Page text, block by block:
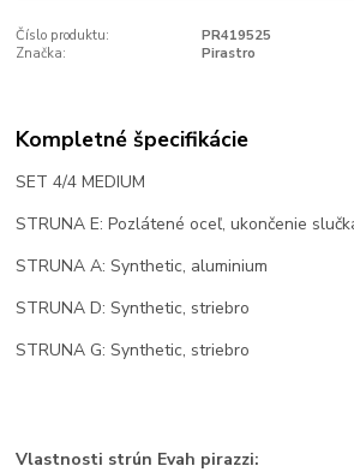
Číslo produktu:
PR419525
Značka:
Pirastro
Kompletné špecifikácie
SET 4/4 MEDIUM
STRUNA E: Pozlátené oceľ, ukončenie
STRUNA A: Synthetic, aluminium
STRUNA D: Synthetic, striebro
STRUNA G: Synthetic, striebro
Vlastnosti strún Evah pirazzi: